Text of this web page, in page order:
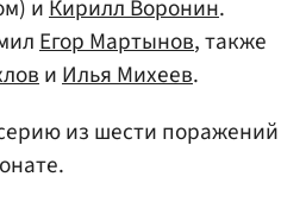
иКирилл Воронин.
Егор Мартынов, также
иИлья Михеев.
из шести поражений